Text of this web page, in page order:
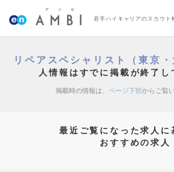
若手ハイキャリアのスカウト
リペアスペシャリスト（東京・
人情報はすでに掲載が終了し
掲載時の情報は、 ページ下部からご覧
最近ご覧になった求人に
おすすめの求人